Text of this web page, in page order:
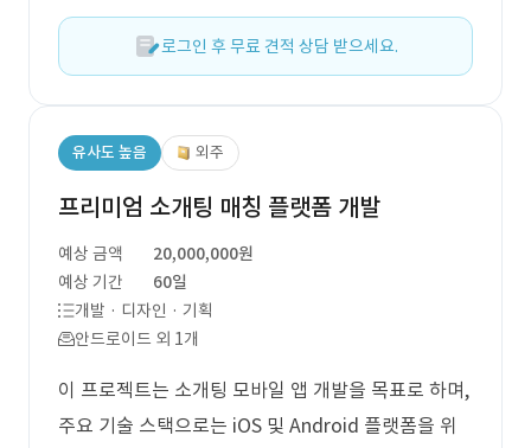
로그인 후 무료 견적 상담 받으세요.
유사도 높음 외주
프리미엄 소개팅 매칭 플랫폼 개발
예상 금액
20,000,000원
예상 기간
60일
개발 · 디자인 · 기획
안드로이드 외 1개
이 프로젝트는 소개팅 모바일 앱 개발을 목표로 하며,
주요 기술 스택으로는 iOS 및 Android 플랫폼을 위